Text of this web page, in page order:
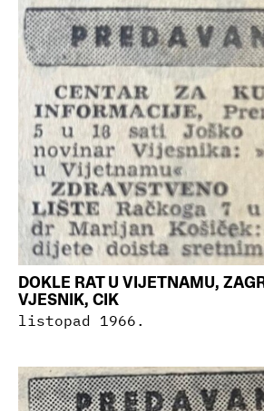
DOKLE RAT U VIJETNAMU,
VJESNIK, CIK
listopad 1966.